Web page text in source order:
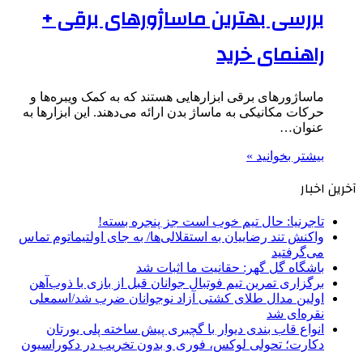
بررسی بهترین ماساژورهای برقی +
راهنمای خرید
ماساژورهای برقی ابزارهایی هستند که به کمک ویبره‌ها و
حرکات مکانیکی به ماساژ بدن ارائه می‌دهند. این ابزارها به
عنوان…
بیشتر بخوانید »
آخرین اخبار
تاجرنیا: حال تیم خوب است جز پنجره بسته!
واکنش تند رضاییان به استقلالی‌ها/ به جای اولتیماتوم تماس
می‌گرفتید
باشگاه گل گهر: حقانیت ما اثبات شد
برگزاری تمرین تیم فوتبال جوانان قبل از بازی با ذوب‌آهن
اولین مدال طلای کشتی آزاد نوجوانان ضرب شد/اسمعلی
نقره‌ای شد
انواع قاب بندی دیوار با گچبری پیش ساخته پلی یورتان
دکارت؛ تحولی لوکس، فوری و بدون تخریب در دکوراسیون